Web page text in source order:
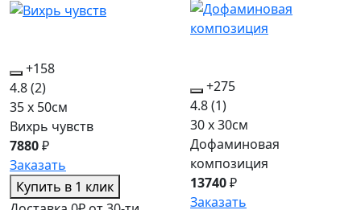
+158
4.8(2)
35 x 50см
Вихрь чувств
7880₽
Заказать
Купить в 1 клик
+275
4.8(1)
30 x 30см
Дофаминовая
композиция
13740₽
Заказать